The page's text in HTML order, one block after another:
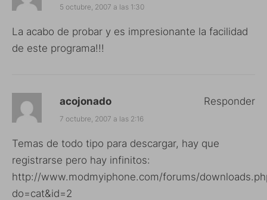
5 octubre, 2007 a las 1:30
La acabo de probar y es impresionante la facilidad
de este programa!!!
acojonado
7 octubre, 2007 a las 2:16
Temas de todo tipo para descargar, hay que
registrarse pero hay infinitos:
http://www.modmyiphone.com/forums/
do=cat&id=2
Responder